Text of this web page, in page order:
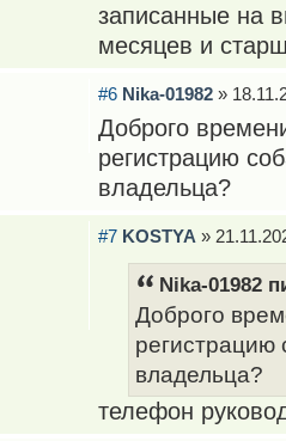
записанные на
месяцев и
#6 Nika-01982»
Доброго
регистрацию
владельца?
#7 KOSTYA »
Nika-01982
Доброго
регистрацию
владельца?
телефон